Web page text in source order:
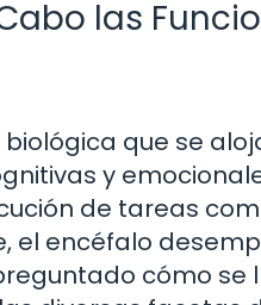
las
que se
y
de tareas
el encéfalo
cómo